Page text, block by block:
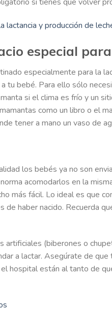
lactancia y producción de
especial
especialmente para la
tu bebé. Para ello sólo
si el clima es frío y un
como un libro o el
tener a mano un vaso de
los bebés ya no son
acomodarlos en la
más fácil. Lo ideal es que
de haber nacido. Recuerda
artificiales (biberones o
a lactar. Asegúrate de
hospital están al tanto de